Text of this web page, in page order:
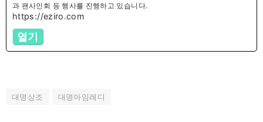
과 팬사인회 등 행사를 진행하고 있습니다.
https://eziro.com
열기
대명상조 대명아임레디